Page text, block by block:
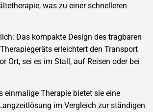
was zu einer schnelleren
Das kompakte Design des tragbaren
erleichtert den Transport
Ort, sei es im Stall, auf Reisen oder bei
einmalige Therapie bietet sie eine
im Vergleich zur ständigen